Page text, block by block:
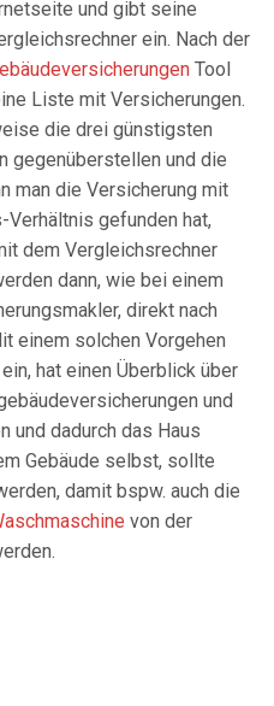
und gibt seine
ein. Nach der
Tool
Liste mit Versicherungen.
die drei günstigsten
gegenüberstellen und die
man die Versicherung mit
gefunden hat,
dem Vergleichsrechner
dann, wie bei einem
direkt nach
einem solchen Vorgehen
hat einen Überblick über
und
und dadurch das Haus
Gebäude selbst, sollte
damit bspw. auch die
von der